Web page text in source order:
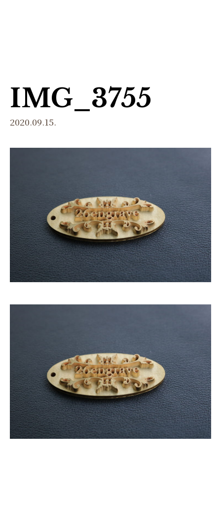
IMG_3755
2020.09.15.